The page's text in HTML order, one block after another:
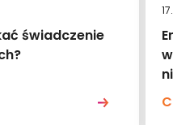
świadczenie